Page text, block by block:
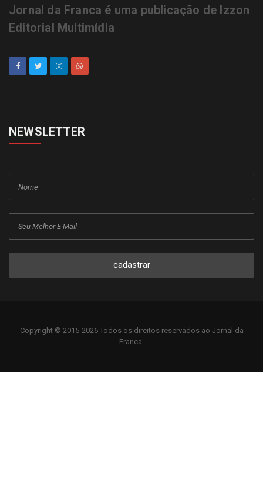
Jornal da Franca é uma publicação de Izzon
Editorial Multimídia
NEWSLETTER
cadastrar
Copyright © 2015-2026 Todos os direitos reservados ao Jornal da
Franca.